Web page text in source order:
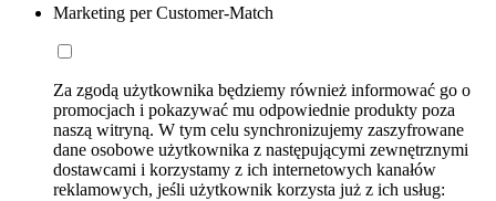
Marketing per Customer-Match
Za zgodą użytkownika będziemy również informować go o
promocjach i pokazywać mu odpowiednie produkty poza
naszą witryną. W tym celu synchronizujemy zaszyfrowane
dane osobowe użytkownika z następującymi zewnętrznymi
dostawcami i korzystamy z ich internetowych kanałów
reklamowych, jeśli użytkownik korzysta już z ich usług: